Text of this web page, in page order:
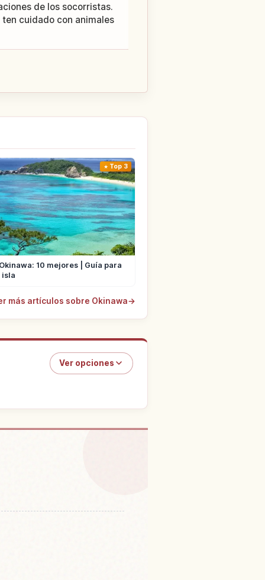
de los socorristas.
cuidado con animales
Top 3
10 mejores | Guía para
más artículos sobre Okinawa→
Ver opciones